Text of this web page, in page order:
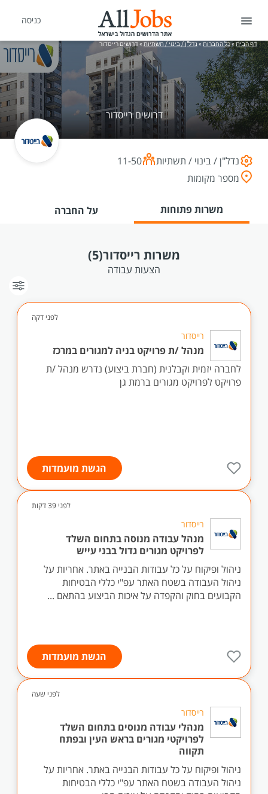
כניסה
דף הבית»כל החברות » נדל"ן / בינוי / תשתיות »דרושים רייסדור
דרושים רייסדור
נדל"ן / בינוי / תשתיות
11-50
מספר מקומות
משרות פתוחות על החברה
משרות רייסדור(5)
הצעות עבודה
לפני דקה
רייסדור
מנהל /ת פרויקט בניה למגורים במרכז
לחברה יזמית וקבלנית (חברת ביצוע) נדרש מנהל /ת
פרויקט לפרויקט מגורים ברמת גן
הגשת מועמדות
לפני 39 דקות
רייסדור
מנהל עבודה מנוסה בתחום השלד
לפרויקט מגורים גדול בבני עייש
ניהול ופיקוח על כל עבודות הבנייה באתר. אחריות על
ניהול העבודה בשטח האתר עפ"י כללי הבטיחות
הקבועים בחוק והקפדה על איכות הביצוע בהתאם ...
הגשת מועמדות
לפני שעה
רייסדור
מנהלי עבודה מנוסים בתחום השלד
לפרויקטי מגורים בראש העין ובפתח
תקווה
ניהול ופיקוח על כל עבודות הבנייה באתר. אחריות על
ניהול העבודה בשטח האתר עפ"י כללי הבטיחות